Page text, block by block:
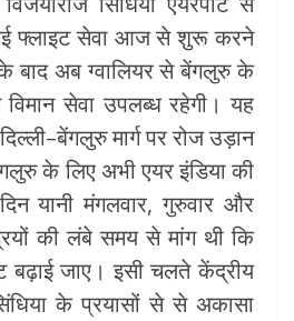
फ्लाइट सेवा आज से शुरू करने
बाद अब ग्वालियर से बेंगलुरु के
सेवा उपलब्ध रहेगी। यह
मार्ग पर रोज उड़ान
के लिए अभी एयर इंडिया की
यानी मंगलवार, गुरुवार और
की लंबे समय से मांग थी कि
बढ़ाई जाए। इसी चलते केंद्रीय
के प्रयासों से से अकासा